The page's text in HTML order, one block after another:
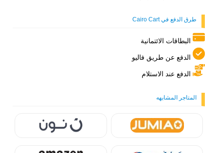
طرق الدفع في Cairo Cart
البطاقات الائتمانية
الدفع عن طريق فاليو
الدفع عند الاستلام
المتاجر المشابهه